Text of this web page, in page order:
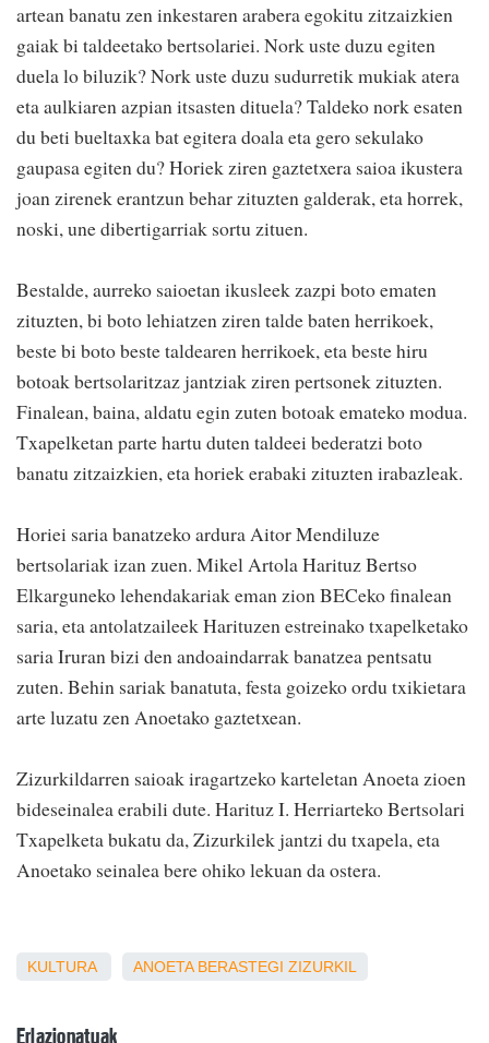
artean banatu zen inkestaren arabera egokitu zitzaizkien
gaiak bi taldeetako bertsolariei. Nork uste duzu egiten
duela lo biluzik? Nork uste duzu sudurretik mukiak atera
eta aulkiaren azpian itsasten dituela? Taldeko nork esaten
du beti bueltaxka bat egitera doala eta gero sekulako
gaupasa egiten du? Horiek ziren gaztetxera saioa ikustera
joan zirenek erantzun behar zituzten galderak, eta horrek,
noski, une dibertigarriak sortu zituen.
Bestalde, aurreko saioetan ikusleek zazpi boto ematen
zituzten, bi boto lehiatzen ziren talde baten herrikoek,
beste bi boto beste taldearen herrikoek, eta beste hiru
botoak bertsolaritzaz jantziak ziren pertsonek zituzten.
Finalean, baina, aldatu egin zuten botoak emateko modua.
Txapelketan parte hartu duten taldeei bederatzi boto
banatu zitzaizkien, eta horiek erabaki zituzten irabazleak.
Horiei saria banatzeko ardura Aitor Mendiluze
bertsolariak izan zuen. Mikel Artola Harituz Bertso
Elkarguneko lehendakariak eman zion BECeko finalean
saria, eta antolatzaileek Harituzen estreinako txapelketako
saria Iruran bizi den andoaindarrak banatzea pentsatu
zuten. Behin sariak banatuta, festa goizeko ordu txikietara
arte luzatu zen Anoetako gaztetxean.
Zizurkildarren saioak iragartzeko karteletan Anoeta zioen
bideseinalea erabili dute. Harituz I. Herriarteko Bertsolari
Txapelketa bukatu da, Zizurkilek jantzi du txapela, eta
Anoetako seinalea bere ohiko lekuan da ostera.
KULTURA ANOETA BERASTEGI ZIZURKIL
Erlazionatuak